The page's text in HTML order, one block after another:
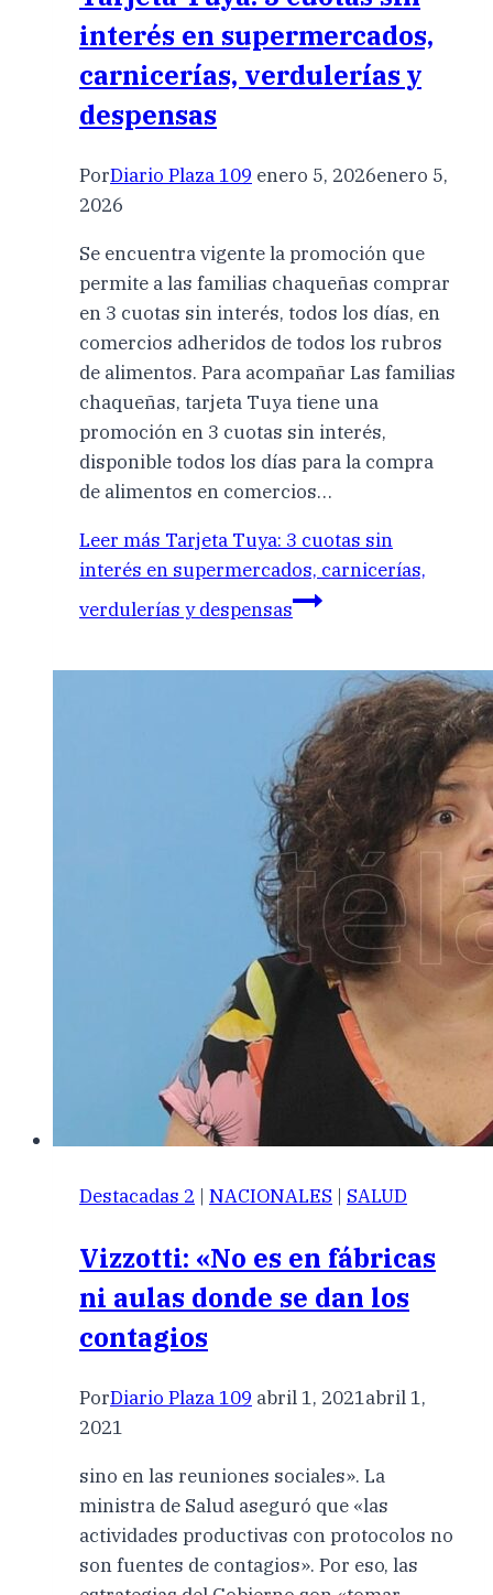
interés en supermercados,
carnicerías, verdulerías y
despensas
PorDiario Plaza 109 enero 5, 2026enero 5,
2026
Se encuentra vigente la promoción que
permite a las familias chaqueñas comprar
en 3 cuotas sin interés, todos los días, en
comercios adheridos de todos los rubros
de alimentos. Para acompañar Las familias
chaqueñas, tarjeta Tuya tiene una
promoción en 3 cuotas sin interés,
disponible todos los días para la compra
de alimentos en comercios…
Leer más Tarjeta Tuya: 3 cuotas sin
interés en supermercados, carnicerías,
verdulerías y despensas
Destacadas 2 | NACIONALES | SALUD
Vizzotti: «No es en fábricas
ni aulas donde se dan los
contagios
PorDiario Plaza 109 abril 1, 2021abril 1,
2021
sino en las reuniones sociales». La
ministra de Salud aseguró que «las
actividades productivas con protocolos no
son fuentes de contagios». Por eso, las